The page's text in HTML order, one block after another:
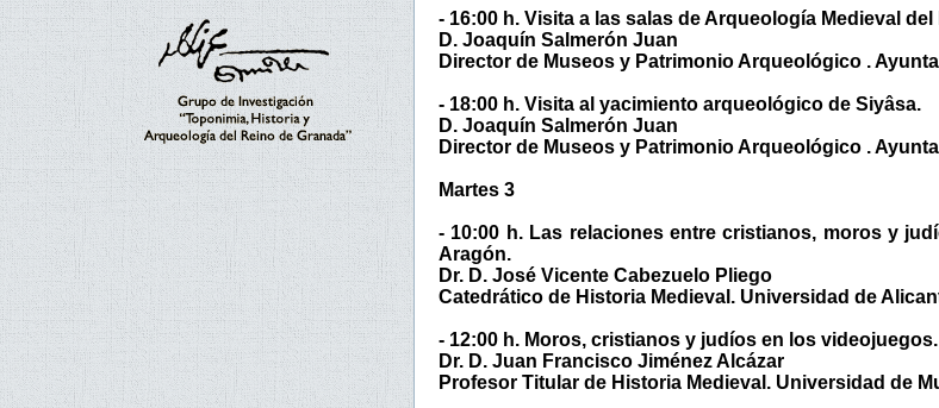
- 16:00 h. Visita a las salas de Arqueología Medieval
D. Joaquín Salmerón Juan
Director de Museos y Patrimonio Arqueológico .
- 18:00 h. Visita al yacimiento arqueológico de Siyâsa.
D. Joaquín Salmerón Juan
Director de Museos y Patrimonio Arqueológico .
Martes 3
- 10:00 h. Las relaciones entre cristianos, moros y
Aragón.
Dr. D. José Vicente Cabezuelo Pliego
Catedrático de Historia Medieval. Universidad de
- 12:00 h. Moros, cristianos y judíos en los videojuegos.
Dr. D. Juan Francisco Jiménez Alcázar
Profesor Titular de Historia Medieval. Universidad de